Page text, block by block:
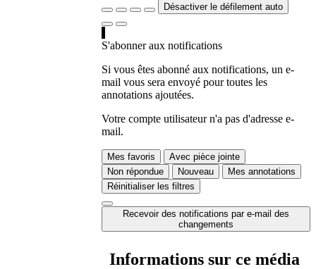
Désactiver le défilement auto
S'abonner aux notifications
Si vous êtes abonné aux notifications, un e-
mail vous sera envoyé pour toutes les
annotations ajoutées.
Votre compte utilisateur n'a pas d'adresse e-
mail.
Mes favoris
Avec pièce jointe
Non répondue
Nouveau
Mes annotations
Réinitialiser les filtres
Recevoir des notifications par e-mail des
changements
Informations sur ce média